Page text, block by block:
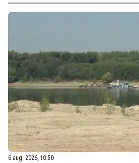
6 aug. 2026, 10:50